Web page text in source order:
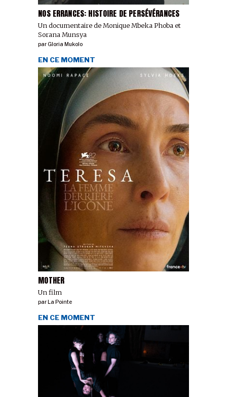
NOS ERRANCES: HISTOIRE DE PERSÉVÉRANCES
Un documentaire de Monique Mbeka Phoba et
Sorana Munsya
parGloria Mukolo
MOTHER
Un film
EN CE MOMENT
par La Pointe
EN CE MOMENT